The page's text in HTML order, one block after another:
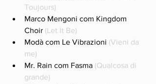
Toujours)
Marco Mengoni com Kingdom
Choir (Let It Be)
Modà com Le Vibrazioni (Vieni da
me)
Mr. Rain com Fasma (Qualcosa di
grande)